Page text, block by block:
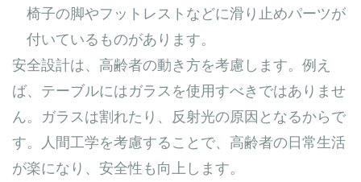
椅子の脚やフットレストなどに滑り止めパーツが
付いているものがあります。
安全設計は、高齢者の動き方を考慮します。例え
ば、テーブルにはガラスを使用すべきではありませ
ん。ガラスは割れたり、反射光の原因となるからで
す。人間工学を考慮することで、高齢者の日常生活
が楽になり、安全性も向上します。